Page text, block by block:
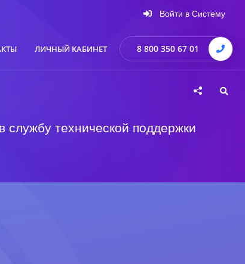
Войти в Систему
ЛИЧНЫЙ КАБИНЕТ 8 800 350 67 01
службу технической поддержки